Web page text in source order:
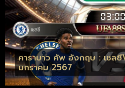
คาราบาว คัพ อังกฤษ : เชลซี
มกราคม 2567